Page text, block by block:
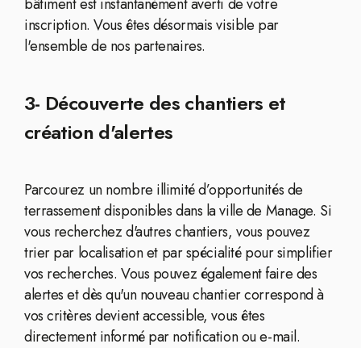
inscription. Vous êtes désormais visible par
l'ensemble de nos partenaires.
3- Découverte des chantiers et
création d'alertes
Parcourez un nombre illimité d’opportunités de
terrassement disponibles dans la ville de Manage. Si
vous recherchez d'autres chantiers, vous pouvez
trier par localisation et par spécialité pour simplifier
vos recherches. Vous pouvez également faire des
alertes et dès qu'un nouveau chantier correspond à
vos critères devient accessible, vous êtes
directement informé par notification ou e-mail.